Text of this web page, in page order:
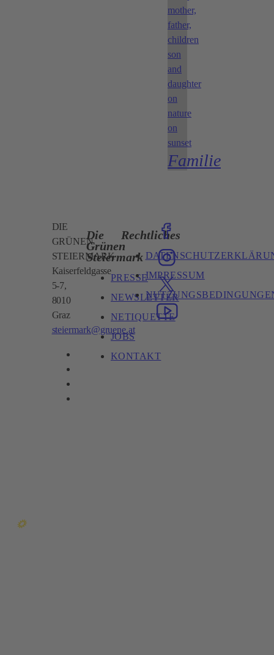
mother,
father,
children
son
and
daughter
on
nature
on
sunset
Familie
DIE
GRÜNEN
STEIERMARK
Kaiserfeldgasse
5-7,
8010
Graz
steiermark@gruene.at
Die
Grünen
Steiermark
PRESSE
NEWSLETTER
NETIQUETTE
JOBS
KONTAKT
Rechtliches
IMPRESSUM